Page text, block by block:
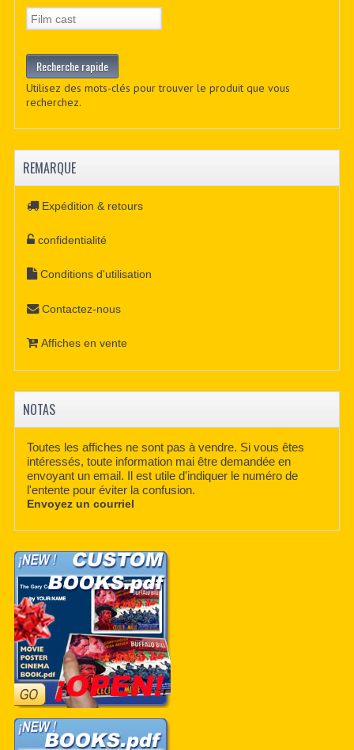
Utilisez des mots-clés pour trouver le produit que vous
recherchez.
REMARQUE
Expédition & retours
confidentialité
Conditions d'utilisation
Contactez-nous
Affiches en vente
NOTAS
Toutes les affiches ne sont pas à vendre. Si vous êtes
intéressés, toute information mai être demandée en
envoyant un email. Il est utile d'indiquer le numéro de
l'entente pour éviter la confusion.
Envoyez un courriel